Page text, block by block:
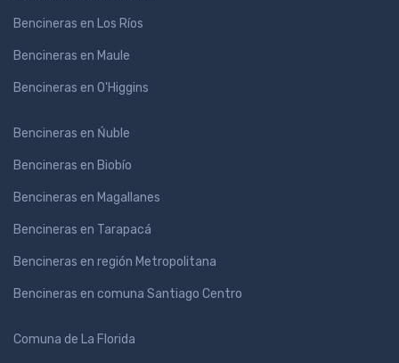
Bencineras en Los Ríos
Bencineras en Maule
Bencineras en O'Higgins
Bencineras en Ńuble
Bencineras en Biobío
Bencineras en Magallanes
Bencineras en Tarapacá
Bencineras en región Metropolitana
Bencineras en comuna Santiago Centro
Comuna de La Florida